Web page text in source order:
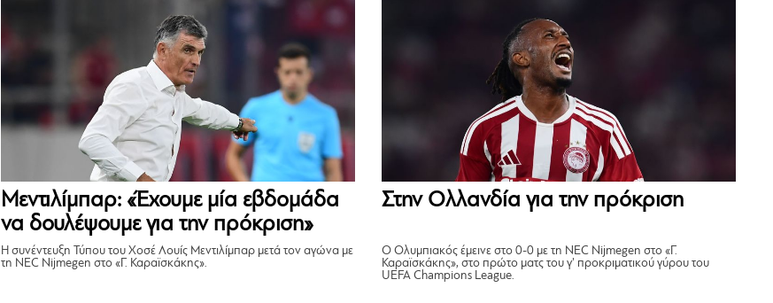
Μεντιλίμπαρ: «Έχουμε μία εβδομάδα
να δουλέψουμε για την πρόκριση»
Η συνέντευξη Τύπου του Χοσέ Λουίς Μεντιλίμπαρ μετά τον αγώνα με
τη NEC Nijmegen στο «Γ. Καραϊσκάκης».
Στην Ολλανδία για την πρόκριση
Ο Ολυμπιακός έμεινε στο 0-0 με τη NEC Nijmegen στο «Γ.
Καραϊσκάκης», στο πρώτο ματς του γ’ προκριματικού γύρου του
UEFA Champions League.